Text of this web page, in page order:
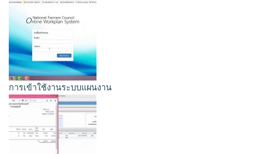
การเข้าใช้งานระบบแผนงาน